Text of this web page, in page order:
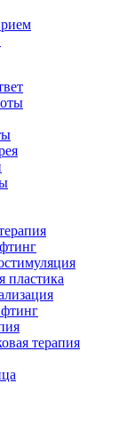
пластика
терапия